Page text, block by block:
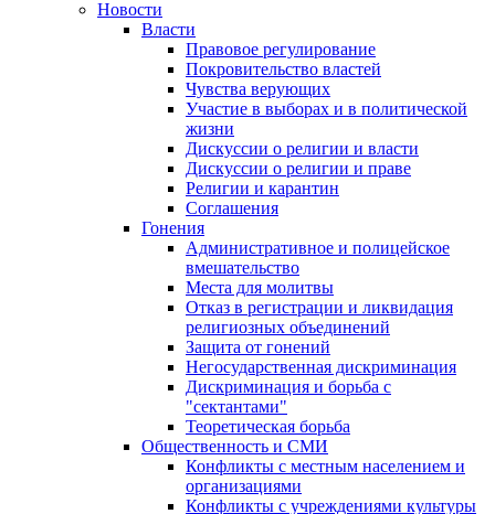
Новости
Власти
Правовое регулирование
Покровительство властей
Чувства верующих
Участие в выборах и в политической
жизни
Дискуссии о религии и власти
Дискуссии о религии и праве
Религии и карантин
Соглашения
Гонения
Административное и полицейское
вмешательство
Места для молитвы
Отказ в регистрации и ликвидация
религиозных объединений
Защита от гонений
Негосударственная дискриминация
Дискриминация и борьба с
"сектантами"
Теоретическая борьба
Общественность и СМИ
Конфликты с местным населением и
организациями
Конфликты с учреждениями культуры